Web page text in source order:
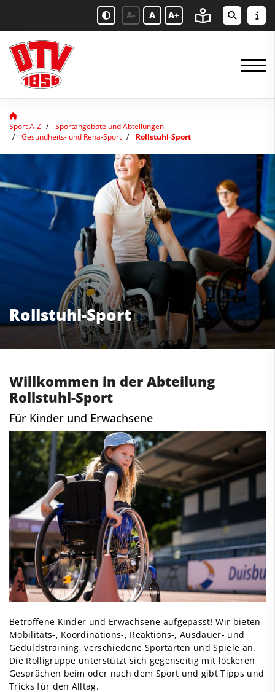
A- A A+
Sport A-Z
Sportangebote und Abteilungen
Gesundheits- und Reha-Sport
Rollstuhl-Sport
Rollstuhl-Sport
Willkommen in der Abteilung
Rollstuhl-Sport
Für Kinder und Erwachsene
Betroffene Kinder und Erwachsene aufgepasst! Wir bieten
Mobilitäts-, Koordinations-, Reaktions-, Ausdauer- und
Geduldstraining, verschiedene Sportarten und Spiele an.
Die Rolligruppe unterstützt sich gegenseitig mit lockeren
Gesprächen beim oder nach dem Sport und gibt Tipps und
Tricks für den Alltag.